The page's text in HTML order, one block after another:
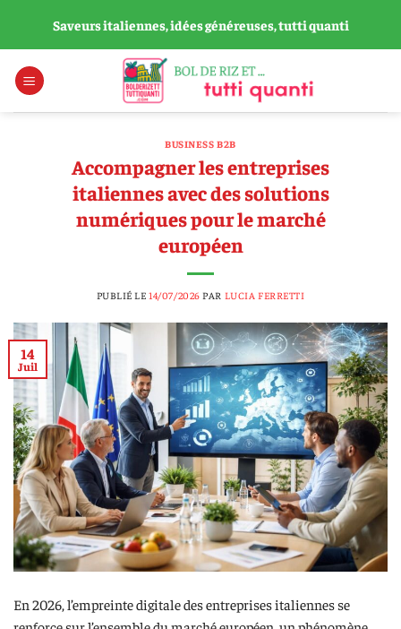
contenu
Saveurs italiennes, idées généreuses, tutti quanti
BUSINESS B2B
Accompagner les entreprises
italiennes avec des solutions
numériques pour le marché
européen
PUBLIÉ LE14/07/2026 PAR LUCIA FERRETTI
14
Juil
En 2026, l’empreinte digitale des entreprises italiennes se